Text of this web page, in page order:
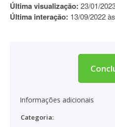
Última visualização: 23/01/
Última interação: 13/09/2022
Informações adicionais
Categoria: